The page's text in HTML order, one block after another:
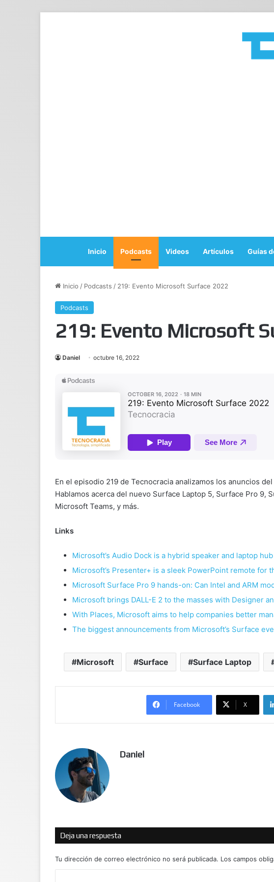
Inicio Podcasts Videos Artículos Guías
Inicio / Podcasts / 219: Evento Microsoft Surface 2022
Podcasts
219: Evento Microsoft
Daniel octubre 16, 2022
En el episodio 219 de Tecnocracia analizamos los anuncios
Hablamos acerca del nuevo Surface Laptop 5, Surface Pro 9,
Microsoft Teams, y más.
Links
Microsoft’s Audio Dock is a hybrid speaker and laptop
Microsoft’s Presenter+ is a sleek PowerPoint remote for
Microsoft Surface Pro 9 hands-on: Can Intel and ARM
Microsoft brings DALL-E 2 to the masses with Designer
With Places, Microsoft aims to help companies better
The biggest announcements from Microsoft’s Surface
Microsoft Surface Surface Laptop
Facebook X
Daniel
Deja una respuesta
Tu dirección de correo electrónico no será publicada. Los campos